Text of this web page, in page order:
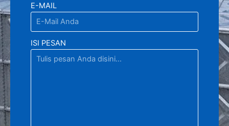
E-MAIL
ISI PESAN